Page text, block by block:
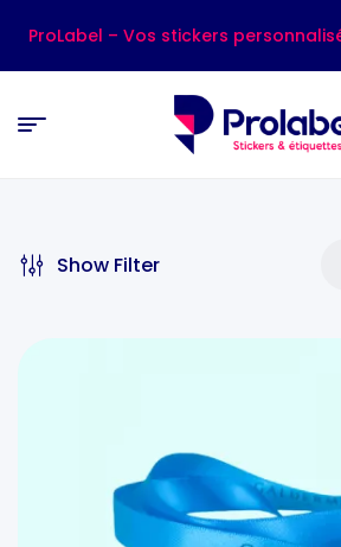
ProLabel – Vos stickers
Show Filter